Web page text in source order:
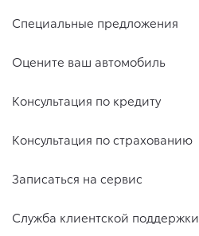
Специальные предложения
Оцените ваш автомобиль
Консультация по кредиту
Консультация по страхованию
Записаться на сервис
Служба клиентской поддержки